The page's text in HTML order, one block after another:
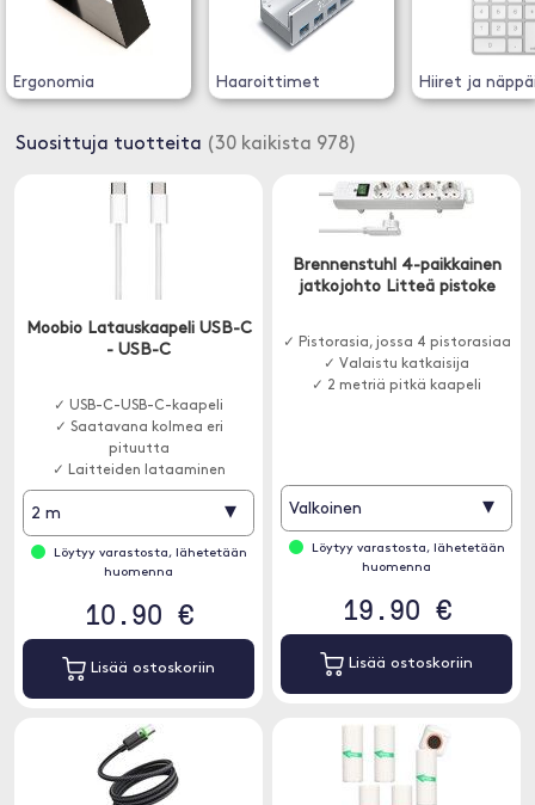
Ergonomia Haaroittimet Hiiret ja
Suosittuja tuotteita (30 kaikista 978)
Moobio Latauskaapeli USB-C
- USB-C
✓ USB-C-USB-C-kaapeli
✓ Saatavana kolmea eri
pituutta
✓ Laitteiden lataaminen
2 m ▾
Löytyy varastosta, lähetetään
huomenna
10.90 €
Lisää ostoskoriin
Brennenstuhl 4-paikkainen
jatkojohto Litteä pistoke
✓ Pistorasia, jossa 4 pistorasiaa
✓ Valaistu katkaisija
✓ 2 metriä pitkä kaapeli
Valkoinen ▾
Löytyy varastosta, lähetetään
huomenna
19.90 €
Lisää ostoskoriin